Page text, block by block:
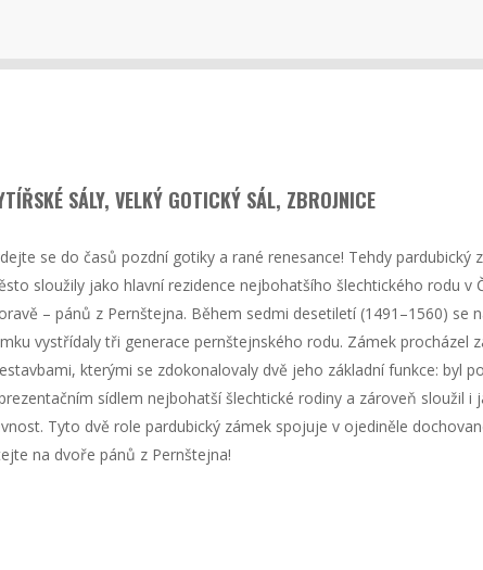
SÁLY, VELKÝ GOTICKÝ SÁL, ZBROJNICE
se do časů pozdní gotiky a rané renesance! Tehdy pardubický
sloužily jako hlavní rezidence nejbohatšího šlechtického rodu v
– pánů z Pernštejna. Během sedmi desetiletí (1491–1560) se
vystřídaly tři generace pernštejnského rodu. Zámek procházel
kterými se zdokonalovaly dvě jeho základní funkce: byl
sídlem nejbohatší šlechtické rodiny a zároveň sloužil i
Tyto dvě role pardubický zámek spojuje v ojediněle
na dvoře pánů z Pernštejna!